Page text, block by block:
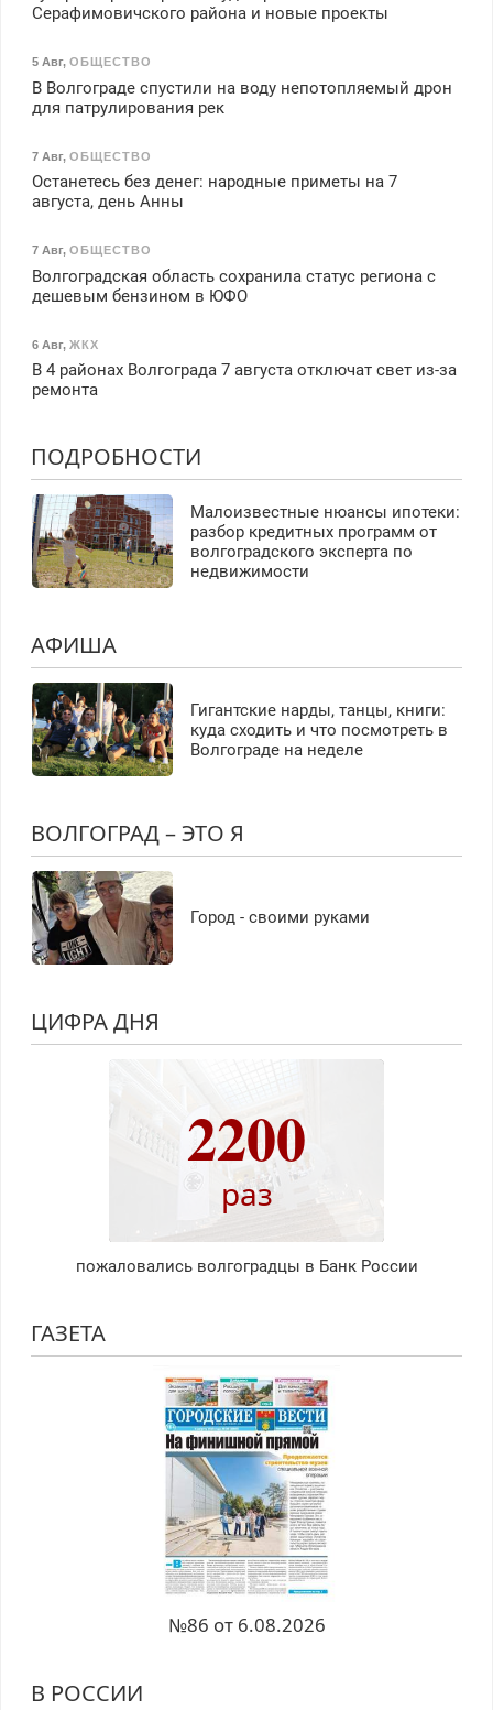
Серафимовичского района и новые проекты
5 Авг, ОБЩЕСТВО
В Волгограде спустили на воду непотопляемый дрон
для патрулирования рек
7 Авг, ОБЩЕСТВО
Останетесь без денег: народные приметы на 7
августа, день Анны
7 Авг, ОБЩЕСТВО
Волгоградская область сохранила статус региона с
дешевым бензином в ЮФО
6 Авг, ЖКХ
В 4 районах Волгограда 7 августа отключат свет из-за
ремонта
ПОДРОБНОСТИ
Малоизвестные нюансы ипотеки:
разбор кредитных программ от
волгоградского эксперта по
недвижимости
АФИША
Гигантские нарды, танцы, книги:
куда сходить и что посмотреть в
Волгограде на неделе
ВОЛГОГРАД – ЭТО Я
Город - своими руками
ЦИФРА ДНЯ
2200
раз
пожаловались волгоградцы в Банк России
ГАЗЕТА
№86 от 6.08.2026
В РОССИИ